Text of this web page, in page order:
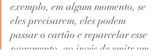
exemplo, em algum momento, se
eles precisarem, eles podem
passar o cartão e reparcelar esse
pagamento, ao invés de emitr um